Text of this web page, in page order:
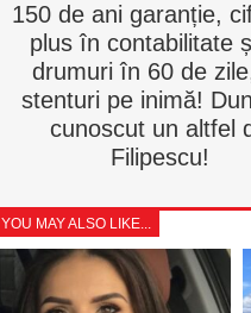
150 de ani garanție,
plus în contabilitate
drumuri în 60 de
stenturi pe inimă!
cunoscut un altfel
Filipescu!
YOU MAY ALSO LIKE...